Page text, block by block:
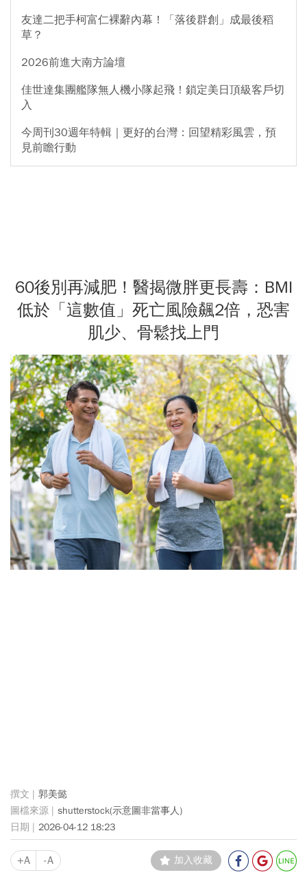
友達二把手柯富仁裸辭內幕！「落後群創」成最後稻
草？
2026前進大南方論壇
佳世達集團艦隊無人機小隊起飛！鎖定美日頂級客戶切
入
今周刊30週年特輯｜更好的台灣：回望精彩風雲，預
見前瞻行動
60後別再減肥！醫揭微胖更長壽：BMI
低於「這數值」死亡風險飆2倍，恐害
肌少、骨鬆找上門
郭美懿
shutterstock(示意圖非當事人)
2026-04-12 18:23
+A -A 加入收藏